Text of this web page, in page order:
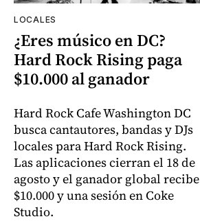
LOCALES
¿Eres músico en DC?
Hard Rock Rising paga
$10.000 al ganador
Hard Rock Cafe Washington DC
busca cantautores, bandas y DJs
locales para Hard Rock Rising.
Las aplicaciones cierran el 18 de
agosto y el ganador global recibe
$10.000 y una sesión en Coke
Studio.